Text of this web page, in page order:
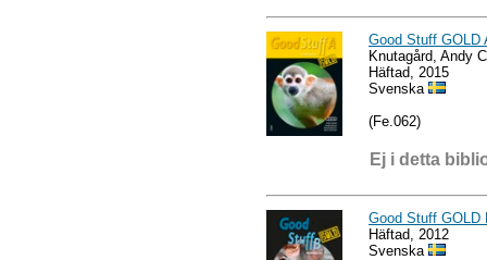
Good Stuff GOLD
Knutagård, Andy
Häftad, 2015
Svenska
(Fe.062)
Ej i detta
Good Stuff GOLD
Häftad, 2012
Svenska